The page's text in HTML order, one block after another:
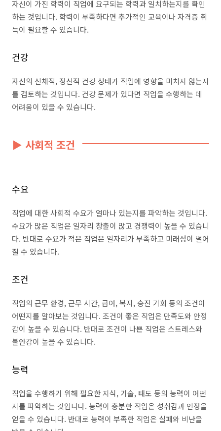
자신이 가진 학력이 직업에 요구되는 학력과 일치하는지를 확인
하는 것입니다. 학력이 부족하다면 추가적인 교육이나 자격증 취
득이 필요할 수 있습니다.
건강
자신의 신체적, 정신적 건강 상태가 직업에 영향을 미치지 않는지
를 검토하는 것입니다. 건강 문제가 있다면 직업을 수행하는 데
어려움이 있을 수 있습니다.
▶ 사회적 조건
수요
직업에 대한 사회적 수요가 얼마나 있는지를 파악하는 것입니다.
수요가 많은 직업은 일자리 창출이 많고 경쟁력이 높을 수 있습니
다. 반대로 수요가 적은 직업은 일자리가 부족하고 미래성이 떨어
질 수 있습니다.
조건
직업의 근무 환경, 근무 시간, 급여, 복지, 승진 기회 등의 조건이
어떤지를 알아보는 것입니다. 조건이 좋은 직업은 만족도와 안정
감이 높을 수 있습니다. 반대로 조건이 나쁜 직업은 스트레스와
불안감이 높을 수 있습니다.
능력
직업을 수행하기 위해 필요한 지식, 기술, 태도 등의 능력이 어떤
지를 파악하는 것입니다. 능력이 충분한 직업은 성취감과 인정을
얻을 수 있습니다. 반대로 능력이 부족한 직업은 실패와 비난을